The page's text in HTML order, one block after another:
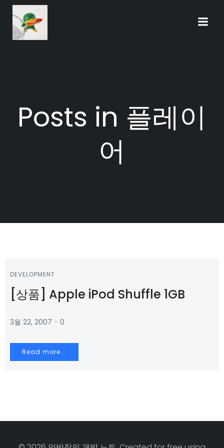
Posts in 플레이
어
DEVELOPMENT
[상품] Apple iPod Shuffle 1GB
3월 22, 2007 - 0
Read more...